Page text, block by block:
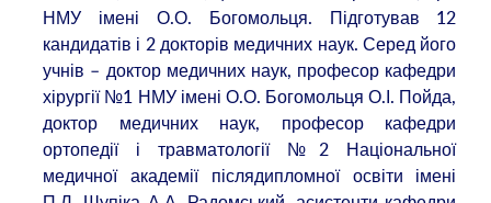
НМУ імені О.О. Богомольця. Підготував 12
кандидатів і 2 докторів медичних наук. Серед його
учнів – доктор медичних наук, професор кафедри
хірургії №1 НМУ імені О.О. Богомольця О.І. Пойда,
доктор медичних наук, професор кафедри
ортопедії і травматології №2 Національної
медичної академії післядипломної освіти імені